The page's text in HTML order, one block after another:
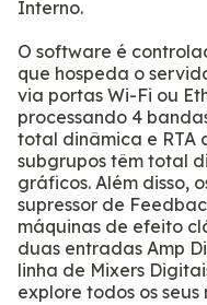
Interno.
O software é
que hospeda o
via portas Wi-Fi ou
processando 4
total dinâmica e RTA
subgrupos têm total
gráficos. Além disso,
supressor de
máquinas de efeito
duas entradas Amp
linha de Mixers
explore todos os